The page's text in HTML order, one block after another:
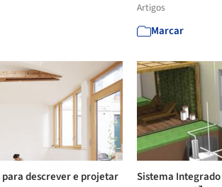
Artigos
Marcar
descrever e projetar
Sistema